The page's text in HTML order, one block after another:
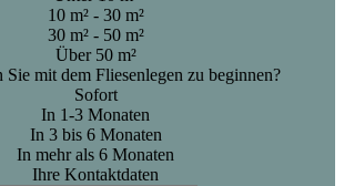
10 m² - 30 m²
30 m² - 50 m²
Über 50 m²
Sie mit dem Fliesenlegen zu beginnen?
Sofort
In 1-3 Monaten
In 3 bis 6 Monaten
In mehr als 6 Monaten
Ihre Kontaktdaten